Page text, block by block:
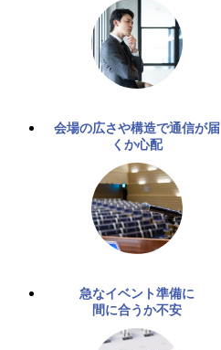
会場の広さや構造で通信が届
くか心配
急なイベント準備に
間に合うか不安